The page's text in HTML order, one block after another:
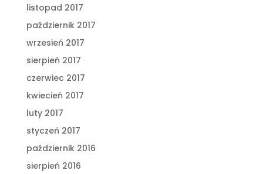
listopad 2017
październik 2017
wrzesień 2017
sierpień 2017
czerwiec 2017
kwiecień 2017
luty 2017
styczeń 2017
październik 2016
sierpień 2016